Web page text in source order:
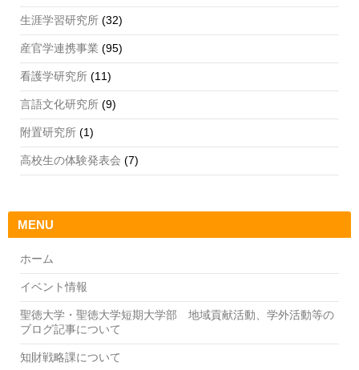
生涯学習研究所 (32)
産官学連携事業 (95)
看護学研究所 (11)
言語文化研究所 (9)
附置研究所 (1)
高校生の体験発表会 (7)
MENU
ホーム
イベント情報
聖徳大学・聖徳大学短期大学部 地域貢献活動、学外活動等の
ブログ記事について
知財戦略課について